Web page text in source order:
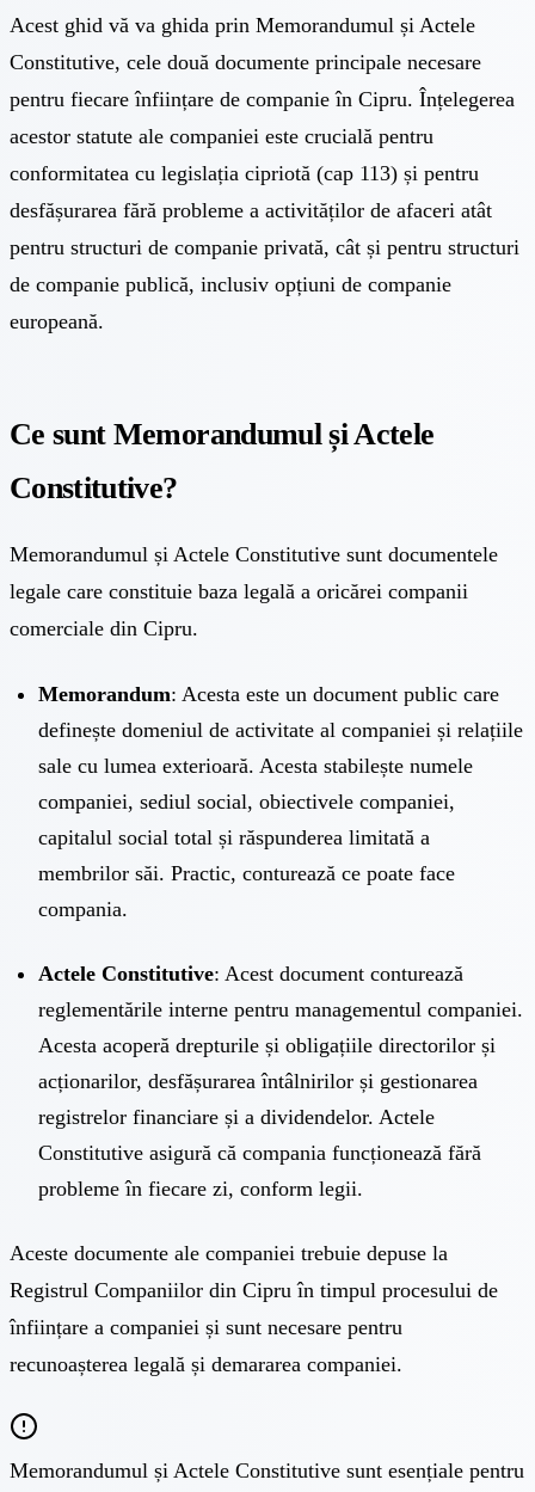
Acest ghid vă va ghida prin Memorandumul și Actele
Constitutive, cele două documente principale necesare
pentru fiecare înființare de companie în Cipru. Înțelegerea
acestor statute ale companiei este crucială pentru
conformitatea cu legislația cipriotă (cap 113) și pentru
desfășurarea fără probleme a activităților de afaceri atât
pentru structuri de companie privată, cât și pentru structuri
de companie publică, inclusiv opțiuni de companie
europeană.
Ce sunt Memorandumul și Actele
Constitutive?
Memorandumul și Actele Constitutive sunt documentele
legale care constituie baza legală a oricărei companii
comerciale din Cipru.
Memorandum: Acesta este un document public care
definește domeniul de activitate al companiei și relațiile
sale cu lumea exterioară. Acesta stabilește numele
companiei, sediul social, obiectivele companiei,
capitalul social total și răspunderea limitată a
membrilor săi. Practic, conturează ce poate face
compania.
Actele Constitutive: Acest document conturează
reglementările interne pentru managementul companiei.
Acesta acoperă drepturile și obligațiile directorilor și
acționarilor, desfășurarea întâlnirilor și gestionarea
registrelor financiare și a dividendelor. Actele
Constitutive asigură că compania funcționează fără
probleme în fiecare zi, conform legii.
Aceste documente ale companiei trebuie depuse la
Registrul Companiilor din Cipru în timpul procesului de
înființare a companiei și sunt necesare pentru
recunoașterea legală și demararea companiei.
Memorandumul și Actele Constitutive sunt esențiale pentru